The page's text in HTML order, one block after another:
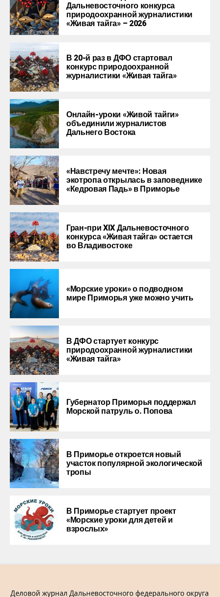
Дальневосточного конкурса
природоохранной журналистики
«Живая тайга» – 2026
В 20-й раз в ДФО стартовал
конкурс природоохранной
журналистики «Живая тайга»
Онлайн-уроки «Живой тайги»
объединили журналистов
Дальнего Востока
«Навстречу мечте»: Новая
экотропа открылась в заповеднике
«Кедровая Падь» в Приморье
Гран-при XIX Дальневосточного
конкурса «Живая тайга» остается
во Владивостоке
«Морские уроки» о подводном
мире Приморья уже можно учить
В ДФО стартует конкурс
природоохранной журналистики
«Живая тайга»
Губернатор Приморья поддержал
Морской патруль о. Попова
В Приморье откроется новый
участок популярной экологической
тропы
В Приморье стартует проект
«Морские уроки для детей и
взрослых»